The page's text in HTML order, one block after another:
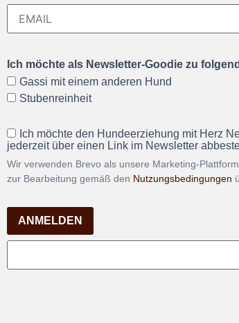
Ich möchte als Newsletter-Goodie zu
Gassi mit einem anderen Hund
Stubenreinheit
Ich möchte den Hundeerziehung mit Herz
jederzeit über einen Link im Newsletter
Wir verwenden Brevo als unsere Marketing-
zur Bearbeitung gemäß den Nutzungsbedingungen
ANMELDEN